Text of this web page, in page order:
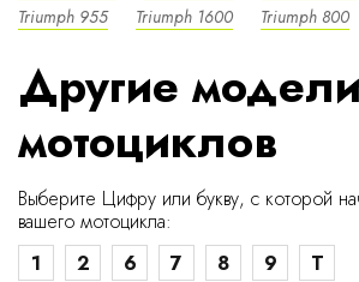
Triumph 955
Triumph 1600 Triumph 800
Другие модели
мотоциклов
Выберите Цифру или букву, с которой
вашего мотоцикла:
1
2 6 7 8 9 T